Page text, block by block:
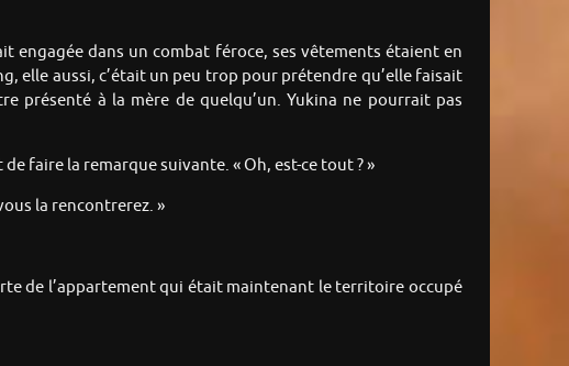
engagée dans un combat féroce, ses vêtements étaient en
elle aussi, c’était un peu trop pour prétendre qu’elle faisait
présenté à la mère de quelqu’un. Yukina ne pourrait pas
faire la remarque suivante. « Oh, est-ce tout ? »
la rencontrerez. »
de l’appartement qui était maintenant le territoire occupé